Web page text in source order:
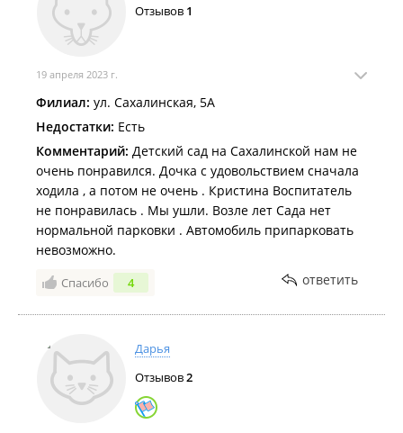
Отзывов 1
19 апреля 2023 г.
Филиал: ул. Сахалинская, 5А
Недостатки: Есть
Комментарий: Детский сад на Сахалинской нам не
очень понравился. Дочка с удовольствием сначала
ходила , а потом не очень . Кристина Воспитатель
не понравилась . Мы ушли. Возле лет Сада нет
нормальной парковки . Автомобиль припарковать
невозможно.
Спасибо 4 ответить
Дарья
Отзывов2